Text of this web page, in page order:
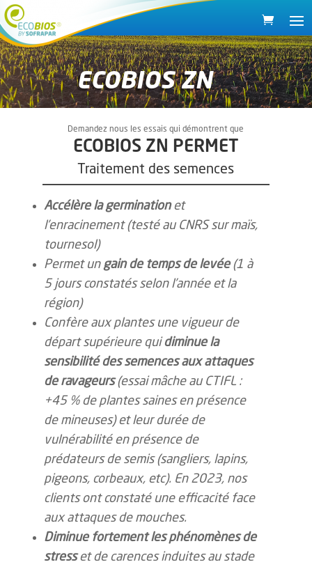
ECOBIOS ZN
Demandez nous les essais qui démontrent que
ECOBIOS ZN PERMET
Traitement des semences
Accélère la germinationet
l’enracinement(testé au CNRS sur maïs,
tournesol)
Permet un gain de temps de levée(1 à
5 jours constatés selon l’année et la
région)
Confère aux plantes une vigueur de
départ supérieure qui diminue la
sensibilité des semences aux attaques
de ravageurs(essai mâcheau CTIFL :
+45 % de plantes saines en présence
de mineuses)et leur durée de
vulnérabilité en présence de
prédateurs de semis (sangliers, lapins,
pigeons, corbeaux, etc). En 2023, nos
clients ont constaté une efficacité face
aux attaques de mouches.
Diminue fortement les phénomènes de
stresset de carences induites au stade